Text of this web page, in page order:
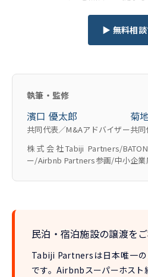
▶ 無料相談
執筆・監修
濱口 優太郎
共同代表／M&Aアドバイザー
菊
共
株式会社Tabiji Partners/
ー/Airbnb Partners参画/中小企業
民泊・宿泊施設の譲渡を
Tabiji Partnersは日本唯一
です。Airbnbスーパーホスト